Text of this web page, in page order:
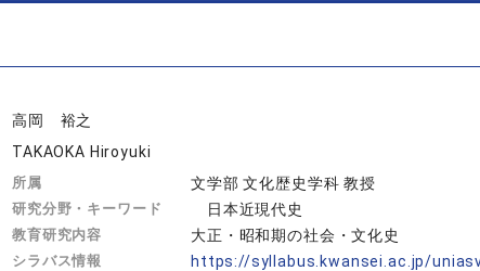
高岡 裕之
TAKAOKA Hiroyuki
所属 文学部 文化歴史学科 教授
研究分野・キーワード 日本近現代史
教育研究内容 大正・昭和期の社会・文化史
シラバス情報
https://syllabus.kwansei.ac.jp/